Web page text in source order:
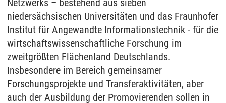
Netzwerks – bestehend aus sieben
niedersächsischen Universitäten und das Fraunhofer
Institut für Angewandte Informationstechnik - für die
wirtschaftswissenschaftliche Forschung im
zweitgrößten Flächenland Deutschlands.
Insbesondere im Bereich gemeinsamer
Forschungsprojekte und Transferaktivitäten, aber
auch der Ausbildung der Promovierenden sollen in